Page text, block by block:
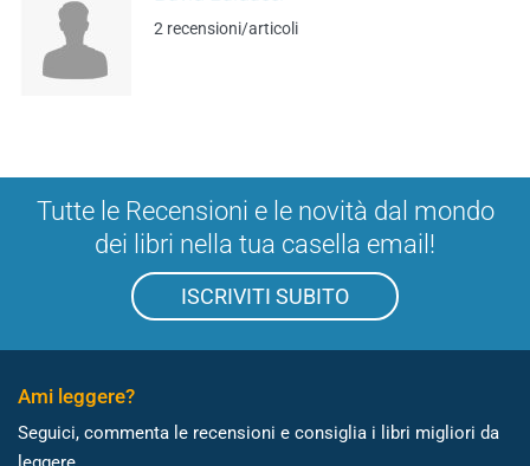
2 recensioni/articoli
Tutte le Recensioni e le novità dal mondo
dei libri nella tua casella email!
ISCRIVITI SUBITO
Ami leggere?
Seguici, commenta le recensioni e consiglia i libri migliori da